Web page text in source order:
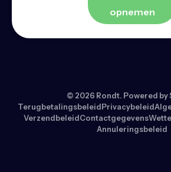
opnemen
© 2026 Rondt. Powered by
Terugbetalingsbeleid Privacybeleid
Verzendbeleid Contactgegevens
Annuleringsbeleid